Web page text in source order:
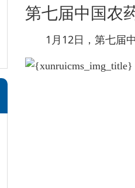
第七届中国农
1 月 12日，第七届